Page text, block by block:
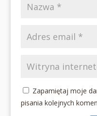
Zapamiętaj moje
pisania kolejnych